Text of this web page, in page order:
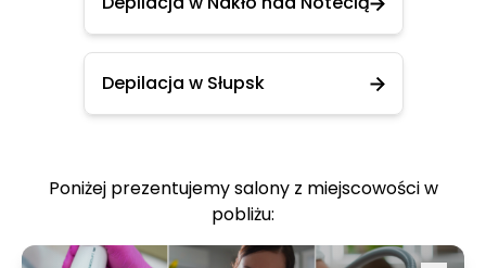
Depilacja w Słupsk
Poniżej prezentujemy salony z miejscowości w
pobliżu: